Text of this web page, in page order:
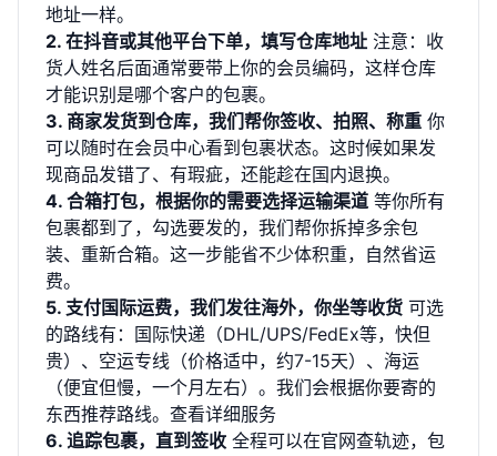
地址一样。
2. 在抖音或其他平台下单，填写仓库地址 注意：收
货人姓名后面通常要带上你的会员编码，这样仓库
才能识别是哪个客户的包裹。
3. 商家发货到仓库，我们帮你签收、拍照、称重 你
可以随时在会员中心看到包裹状态。这时候如果发
现商品发错了、有瑕疵，还能趁在国内退换。
4. 合箱打包，根据你的需要选择运输渠道 等你所有
包裹都到了，勾选要发的，我们帮你拆掉多余包
装、重新合箱。这一步能省不少体积重，自然省运
费。
5. 支付国际运费，我们发往海外，你坐等收货 可选
的路线有：国际快递（DHL/UPS/FedEx等，快但
贵）、空运专线（价格适中，约7-15天）、海运
（便宜但慢，一个月左右）。我们会根据你要寄的
东西推荐路线。 查看详细服务
6. 追踪包裹，直到签收 全程可以在官网查轨迹， 包